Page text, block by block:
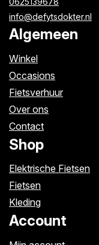
info@defytsdokter.nl
Algemeen
Winkel
Occasions
Fietsverhuur
Over ons
Contact
Shop
Elektrische Fietsen
Fietsen
Kleding
Account